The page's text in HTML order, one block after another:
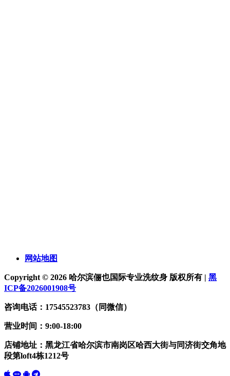
网站地图
Copyright © 2026 哈尔滨俪也国际专业洗纹身 版权所有 | 黑
ICP备2026001908号
咨询电话：17545523783（同微信）
营业时间：9:00-18:00
店铺地址：黑龙江省哈尔滨市南岗区哈西大街与同济街交角地
段第loft4栋1212号